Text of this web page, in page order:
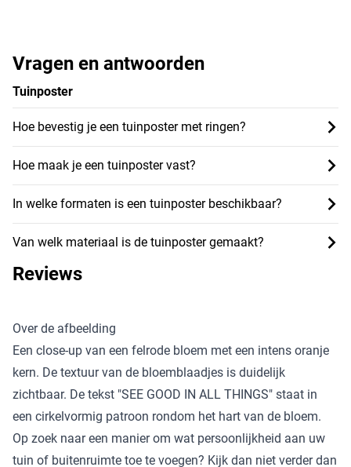
Vragen en antwoorden
Tuinposter
Hoe bevestig je een tuinposter met ringen?
Hoe maak je een tuinposter vast?
In welke formaten is een tuinposter beschikbaar?
Van welk materiaal is de tuinposter gemaakt?
Reviews
Over de afbeelding
Een close-up van een felrode bloem met een intens oranje
kern. De textuur van de bloemblaadjes is duidelijk
zichtbaar. De tekst "SEE GOOD IN ALL THINGS" staat in
een cirkelvormig patroon rondom het hart van de bloem.
Op zoek naar een manier om wat persoonlijkheid aan uw
tuin of buitenruimte toe te voegen? Kijk dan niet verder dan